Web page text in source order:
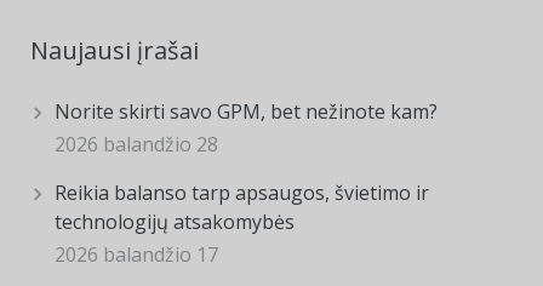
Naujausi įrašai
Norite skirti savo GPM, bet nežinote kam?
2026 balandžio 28
Reikia balanso tarp apsaugos, švietimo ir
technologijų atsakomybės
2026 balandžio 17